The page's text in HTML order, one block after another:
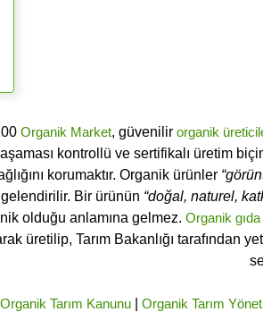
Organik Market, güvenilir organik
kontrollü ve sertifikalı üretim
korumaktır. Organik ürünler
Bir ürünün “doğal, naturel,
olduğu anlamına gelmez. Organik
üretilip, Tarım Bakanlığı tarafından
Organik Tarım Kanunu| Organik Tarım